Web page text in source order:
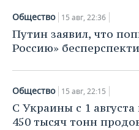
ONLINE-КОНФЕРЕНЦИИ
ОТКРЫТАЯ ЛЕКЦИЯ
ХОККЕЙ
БАСКЕТБОЛ
КИБЕРСПОРТ
ФИГУРНОЕ КАТАНИЕ
ВЛАСТЬ
ИНФРАСТРУКТУРА
КУЛЬТУРА
МЕДИЦИНА
СЮЖЕТЫ
СПРАВОЧНИК
СПИСОК КОМПАНИЙ
Общество 15 авг, 22:36
Путин заявил, что
Россию»
Общество 15 авг, 22:15
С Украины с 1
450 тысяч тонн